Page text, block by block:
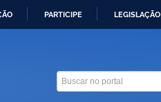
PARTICIPE LEGISLAÇÃO